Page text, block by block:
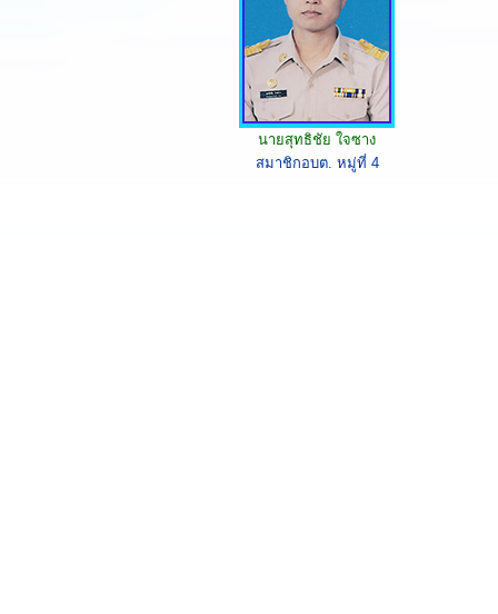
นายสุทธิชัย ใจซาง
สมาชิกอบต. หมู่ที่ 4